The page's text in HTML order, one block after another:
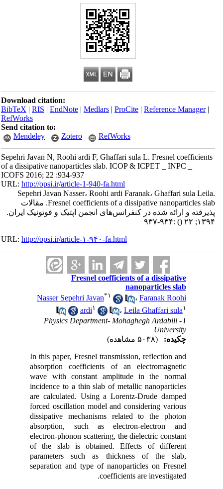
Download citation:
BibTeX|RIS|EndNote|Medlars|ProCite|Reference Manager
RefWorks
Send citation to:
Mendeley
Zotero RefWorks
Sepehri Javan N, Roohi ardi F, Ghaffari sula L. Fresnel coefficients
of a dissipative nanoparticles slab. ICOP & ICPET _ INPC _
ICOFS 2016; 22 :934-937
URL:http://opsi.ir/article-1-940-fa.html
Sepehri Javan Nasser، Roohi ardi Faranak، Ghaffari sula Leila.
Fresnel coefficients of a dissipative nanoparticles slab. مقالات
پذیرفته و ارائه شده در کنفرانس‌های انجمن اپتیک و فوتونیک ایران.
۱۳۹۴; ۲۲
() :۹۳۴-۹۳۷
URL:http://opsi.ir/article-۱-۹۴۰-fa.html
Fresnel coefficients of a dissipative
nanoparticles slab
Nasser Sepehri Javan*۱ ،Faranak Roohi
ardi۱ ،Leila Ghaffari sula
۱- Physics Department- Mohaghegh Ardabili
University
چکیده:
In this paper, Fresnel transmission, reflection and
absorption coefficients of an electromagnetic
wave with constant amplitude in the normal
incidence to a thin slab of metallic nanoparticles
are calculated. Using a Lorentz-Drude damped
forced oscillation model and considering various
dissipative mechanisms related to the photon
absorption, such as electron-electron and
electron-phonon scattering, the dielectric constant
of the slab is obtained. Effects of different
parameters such as thickness of the slab,
separation and type of nanoparticles on Fresnel
coefficients are investigated.